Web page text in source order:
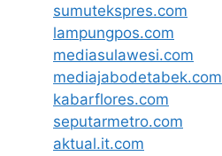
sumutekspres.com
lampungpos.com
mediasulawesi.com
mediajabodetabek.com
kabarflores.com
seputarmetro.com
aktual.it.com